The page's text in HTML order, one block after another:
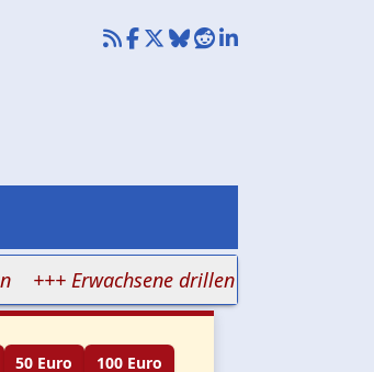
Erwachsene drillen Kinder auf
50 Euro 100 Euro